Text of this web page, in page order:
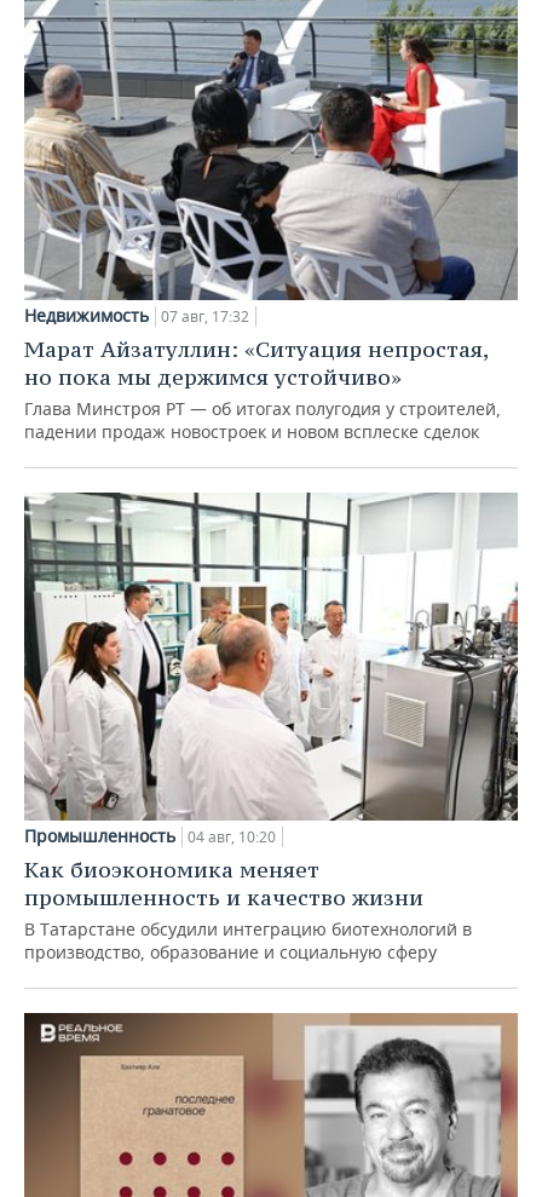
Недвижимость 07 авг, 17:32
Марат Айзатуллин: «Ситуация непростая,
но пока мы держимся устойчиво»
Глава Минстроя РТ — об итогах полугодия у строителей,
падении продаж новостроек и новом всплеске сделок
Промышленность 04 авг, 10:20
Как биоэкономика меняет
промышленность и качество жизни
В Татарстане обсудили интеграцию биотехнологий в
производство, образование и социальную сферу